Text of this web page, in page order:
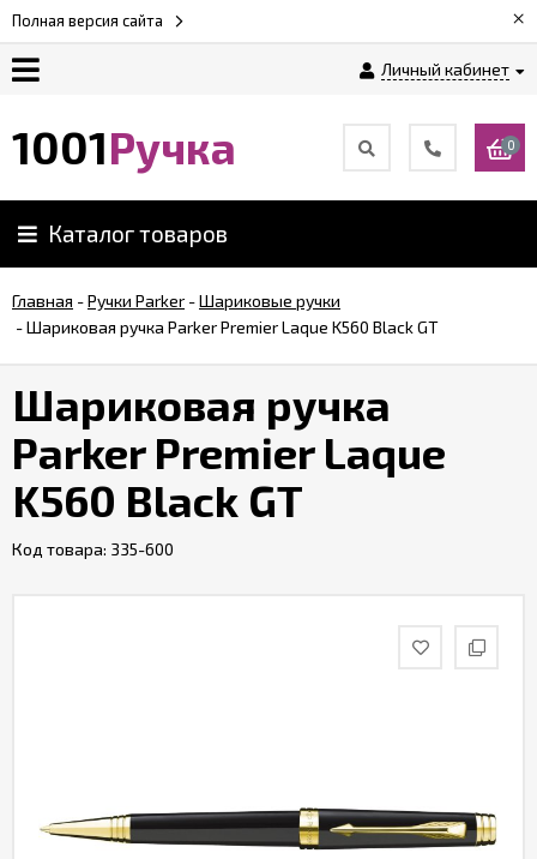
Полная версия сайта ×
Личный кабинет
Возврат
Обзоры
ручек
Контакты
1001Ручка 0
Каталог товаров
Главная -Ручки Parker -Шариковые ручки
-Шариковая ручка Parker Premier Laque K560 Black GT
Шариковая ручка
Parker Premier Laque
K560 Black GT
Код товара: 335-600